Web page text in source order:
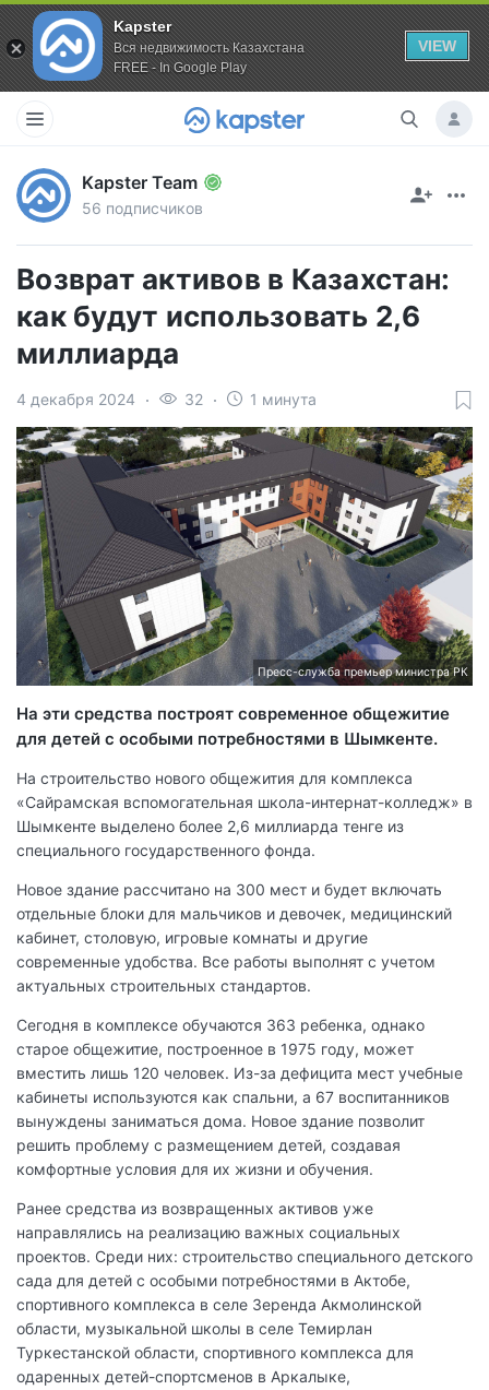
Kapster
Вся недвижимость Казахстана
FREE - In Google Play
VIEW
Kapster Team
56 подписчиков
Возврат активов в Казахстан:
как будут использовать 2,6
миллиарда
4 декабря 2024 32 1 минута
Пресс-служба премьер министра РК
На эти средства построят современное общежитие
для детей с особыми потребностями в Шымкенте.
На строительство нового общежития для комплекса
«Сайрамская вспомогательная школа-интернат-колледж» в
Шымкенте выделено более 2,6 миллиарда тенге из
специального государственного фонда.
Новое здание рассчитано на 300 мест и будет включать
отдельные блоки для мальчиков и девочек, медицинский
кабинет, столовую, игровые комнаты и другие
современные удобства. Все работы выполнят с учетом
актуальных строительных стандартов.
Сегодня в комплексе обучаются 363 ребенка, однако
старое общежитие, построенное в 1975 году, может
вместить лишь 120 человек. Из-за дефицита мест учебные
кабинеты используются как спальни, а 67 воспитанников
вынуждены заниматься дома. Новое здание позволит
решить проблему с размещением детей, создавая
комфортные условия для их жизни и обучения.
Ранее средства из возвращенных активов уже
направлялись на реализацию важных социальных
проектов. Среди них: строительство специального детского
сада для детей с особыми потребностями в Актобе,
спортивного комплекса в селе Зеренда Акмолинской
области, музыкальной школы в селе Темирлан
Туркестанской области, спортивного комплекса для
одаренных детей-спортсменов в Аркалыке,